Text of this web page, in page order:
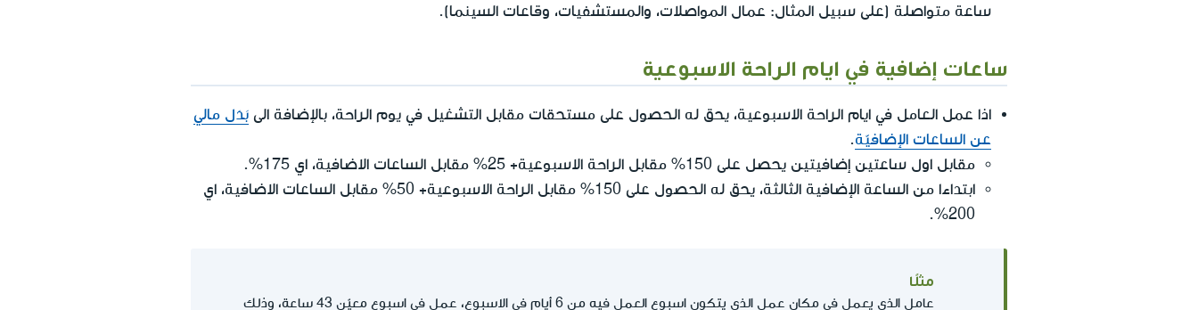
ساعة متواصلة (على سبيل المثال: عمال المواصلات، والمستشفيات، وقاعات السينما).
ساعات إضافية في ايام الراحة الاسبوعية
اذا عمل العامل في ايام الراحة الاسبوعية، يحق له الحصول على مستحقات مقابل التشغيل في يوم الراحة، بالإضافة الى بَدَل مالي
عن الساعات الإضافيّة.
مقابل اول ساعتين إضافيتين يحصل على 150% مقابل الراحة الاسبوعية+ 25% مقابل الساعات الاضافية، اي 175%.
ابتداءا من الساعة الإضافية الثالثة، يحق له الحصول على 150% مقابل الراحة الاسبوعية+ 50% مقابل الساعات الاضافية، اي
200%.
مثلًا
عامل الذي يعمل في مكان عمل الذي يتكون اسبوع العمل فيه من 6 أيام في الاسبوع، عمل في اسبوع معيّن 43 ساعة، وذلك